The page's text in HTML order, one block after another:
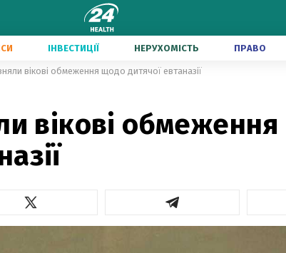
ІНВЕСТИЦІЇ НЕРУХОМІСТЬ ПРАВО
вікові обмеження щодо дитячої евтаназії
вікові